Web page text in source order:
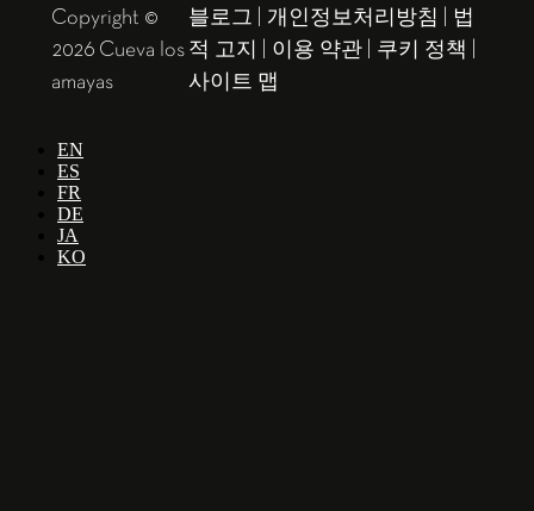
Copyright ©
2026 Cueva los
amayas
블로그 개인정보처리방침
법
적 고지
이용 약관| 쿠키 정책
사이트 맵
EN
ES
FR
DE
JA
KO